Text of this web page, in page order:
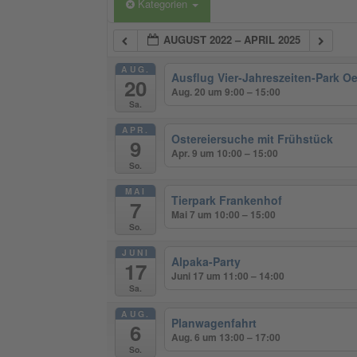
Kategorien
AUGUST 2022 – APRIL 2025
AUG.
20
Sa.
Ausflug Vier-Jahreszeiten-Park
Aug. 20 um 9:00 – 15:00
APR.
9
So.
Ostereiersuche mit Frühstück
Apr. 9 um 10:00 – 15:00
MAI
7
So.
Tierpark Frankenhof
Mai 7 um 10:00 – 15:00
JUNI
17
Sa.
Alpaka-Party
Juni 17 um 11:00 – 14:00
AUG.
6
So.
Planwagenfahrt
Aug. 6 um 13:00 – 17:00